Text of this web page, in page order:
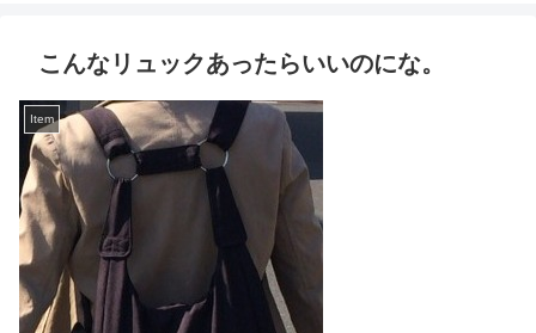
こんなリュックあったらいいのにな。
Item